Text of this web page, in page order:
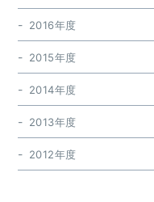
2016年度
2015年度
2014年度
2013年度
2012年度